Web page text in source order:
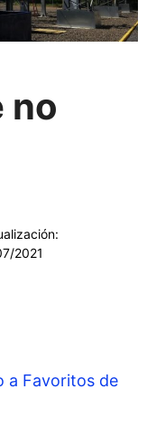
no
2021
a Favoritos de